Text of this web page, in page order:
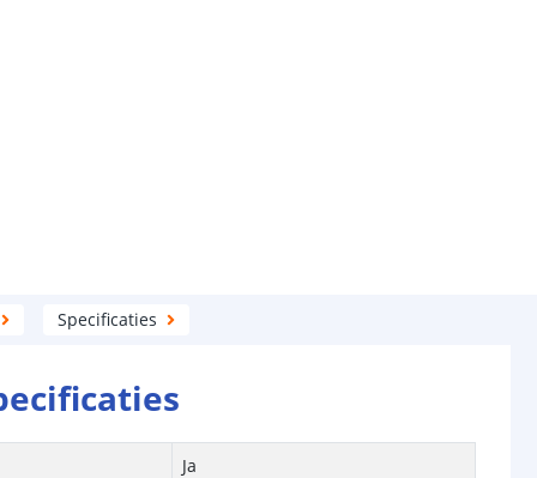
Specificaties
Ja